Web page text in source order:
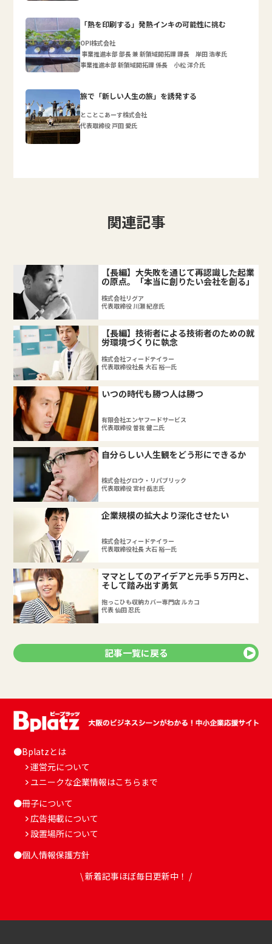
「熱を印刷する」発熱インキの可能性に挑む
OPI株式会社
事業推進本部 部長 兼 新領域開拓課 課長 岸田 浩孝氏
事業推進本部 新領域開拓課 係長 小松 洋介氏
旅で「新しい人生の旅」を誘発する
とことこあーす株式会社
代表取締役 戸田 愛氏
関連記事
【長編】大失敗を通じて再認識した起業
の原点。「本当に創りたい会社を創る」
株式会社リグア
代表取締役 川瀬 紀彦氏
【長編】技術者による技術者のための就
労環境づくりに執念
株式会社フィードテイラー
代表取締役社長 大石 裕一氏
いつの時代も勝つ人は勝つ
有限会社エンヤフードサービス
代表取締役 曽我 健二氏
自分らしい人生観をどう形にできるか
株式会社グロウ・リパブリック
代表取締役 宮村 岳志氏
企業規模の拡大より深化させたい
株式会社フィードテイラー
代表取締役社長 大石 裕一氏
ママとしてのアイデアと元手５万円と、
そして踏み出す勇気
抱っこひも収納カバー専門店 ルカコ
代表 仙田 忍氏
記事一覧に戻る
●Bplatzとは
運営元について
ユニークな企業情報はこちらまで
●冊子について
広告掲載について
設置場所について
●個人情報保護方針
\ 新着記事ほぼ毎日更新中！ /